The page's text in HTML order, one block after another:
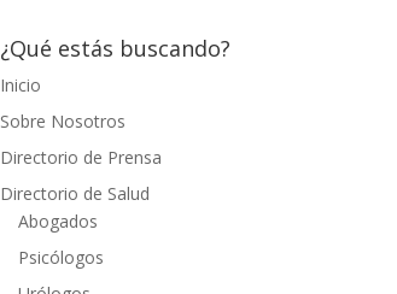
¿Qué estás buscando?
Inicio
Sobre Nosotros
Directorio de Prensa
Directorio de Salud
Abogados
Psicólogos